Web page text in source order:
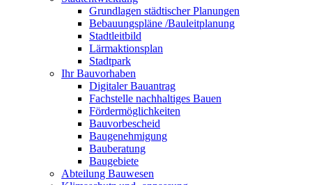
Grundlagen städtischer Planungen
Bebauungspläne /Bauleitplanung
Stadtleitbild
Lärmaktionsplan
Stadtpark
Ihr Bauvorhaben
Digitaler Bauantrag
Fachstelle nachhaltiges Bauen
Fördermöglichkeiten
Bauvorbescheid
Baugenehmigung
Bauberatung
Baugebiete
Abteilung Bauwesen